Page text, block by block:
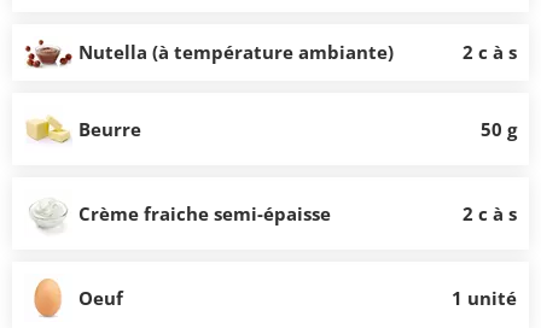
Nutella (à température ambiante) 2 c à s
Beurre 50 g
Crème fraiche semi-épaisse 2 c à s
Oeuf 1 unité